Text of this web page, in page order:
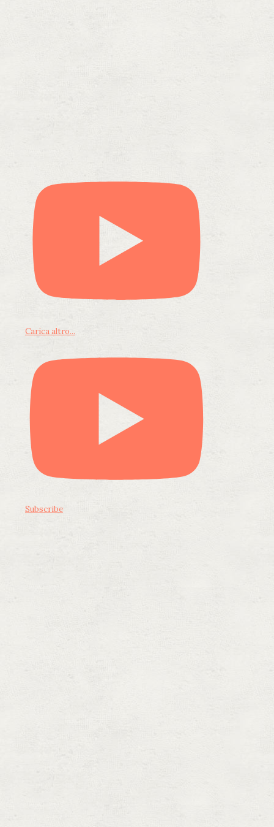
Carica altro...
Subscribe